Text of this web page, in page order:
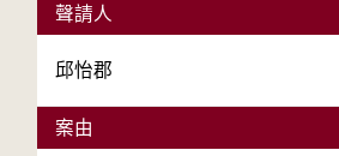
聲請人
邱怡郡
案由